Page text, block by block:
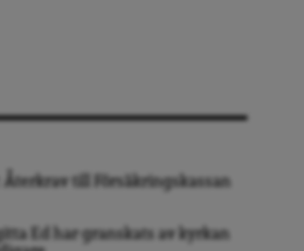
Återkrav till Försäkringskassan
Ed har granskats av kyrkan